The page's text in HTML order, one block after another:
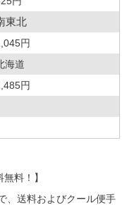
東北
円
海道
円
料！】
、送料およびクール便手